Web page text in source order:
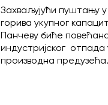
Захваљујући пуштању
горива укупног
Панчеву биће
индустријског
производна предузећа.